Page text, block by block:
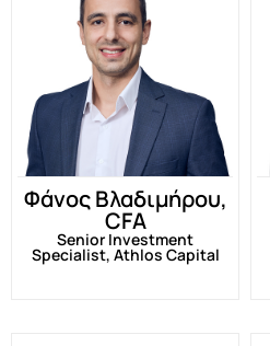
Φάνος Βλαδιμήρου,
CFA
Senior Investment
Specialist, Athlos Capital